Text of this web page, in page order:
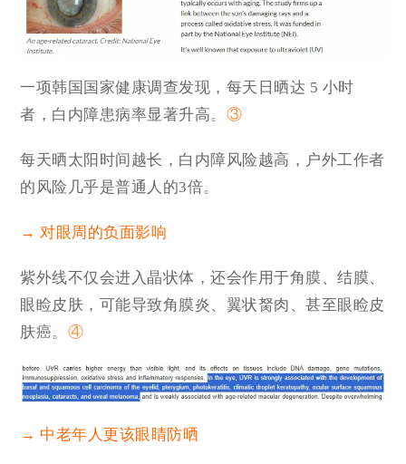
一项韩国国家健康调查发现，每天日晒达 5 小时
者，白内障患病率显著升高。 ③
每天晒太阳时间越长，白内障风险越高，户外工作者
的风险几乎是普通人的3倍。
→ 对眼周的负面影响
紫外线不仅会进入晶状体，还会作用于角膜、结膜、
眼睑皮肤，可能导致角膜炎、翼状胬肉、甚至眼睑皮
肤癌。 ④
→ 中老年人更该眼睛防晒